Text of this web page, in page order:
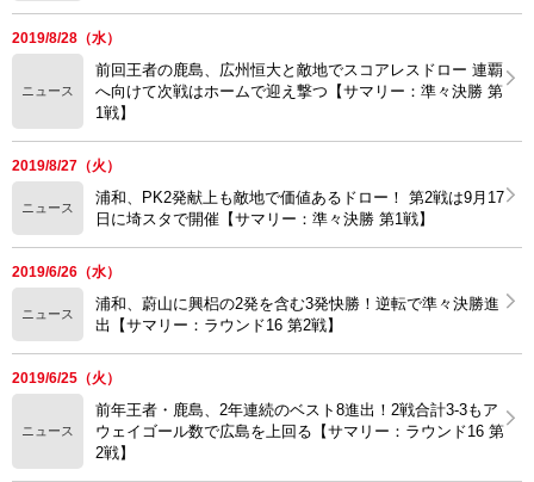
2019/8/28（水）
ニュース
前回王者の鹿島、広州恒大と敵地でスコアレスドロー 連覇
へ向けて次戦はホームで迎え撃つ【サマリー：準々決勝 第
1戦】
2019/8/27（火）
ニュース
浦和、PK2発献上も敵地で価値あるドロー！ 第2戦は9月17
日に埼スタで開催【サマリー：準々決勝 第1戦】
2019/6/26（水）
ニュース
浦和、蔚山に興梠の2発を含む3発快勝！逆転で準々決勝進
出【サマリー：ラウンド16 第2戦】
2019/6/25（火）
ニュース
前年王者・鹿島、2年連続のベスト8進出！2戦合計3-3もア
ウェイゴール数で広島を上回る【サマリー：ラウンド16 第
2戦】